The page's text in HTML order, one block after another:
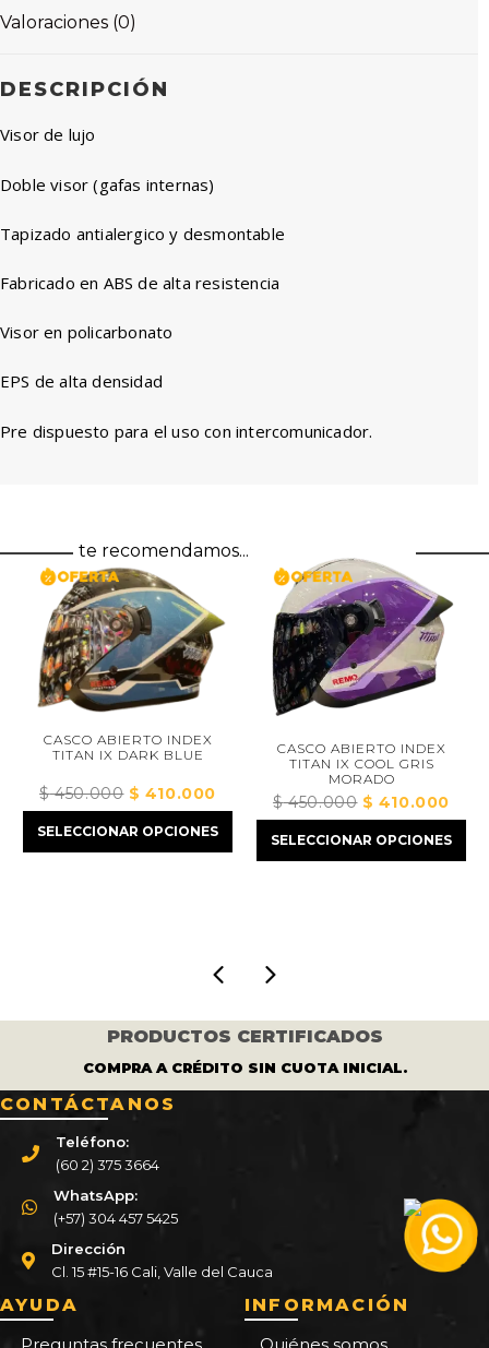
Valoraciones (0)
DESCRIPCIÓN
Visor de lujo
Doble visor (gafas internas)
Tapizado antialergico y desmontable
Fabricado en ABS de alta resistencia
Visor en policarbonato
EPS de alta densidad
Pre dispuesto para el uso con intercomunicador.
te recomendamos...
CASCO ABIERTO INDEX
TITAN IX DARK BLUE
450.000El
precio
original
$410.000El
precio
actual
SELECCIONAR OPCIONES
CASCO ABIERTO INDEX
TITAN IX COOL GRIS
MORADO
450.000El
precio
original
$410.000El
precio
actual
SELECCIONAR OPCIONES
PRODUCTOS CERTIFICADOS
COMPRA A CRÉDITO SIN CUOTA INICIAL.
CONTÁCTANOS
Teléfono:
(60 2) 375 3664
WhatsApp:
(+57) 304 457 5425
Dirección
Cl. 15 #15-16 Cali, Valle del Cauca
AYUDA
INFORMACIÓN